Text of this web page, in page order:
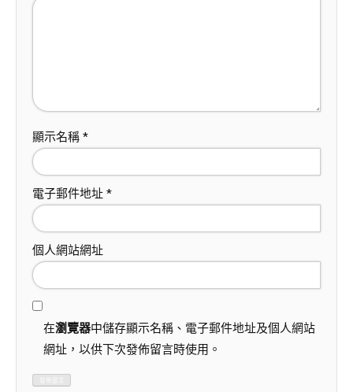
顯示名稱 *
電子郵件地址 *
個人網站網址
在瀏覽器中儲存顯示名稱、電子郵件地址及個人網站
網址，以供下次發佈留言時使用。